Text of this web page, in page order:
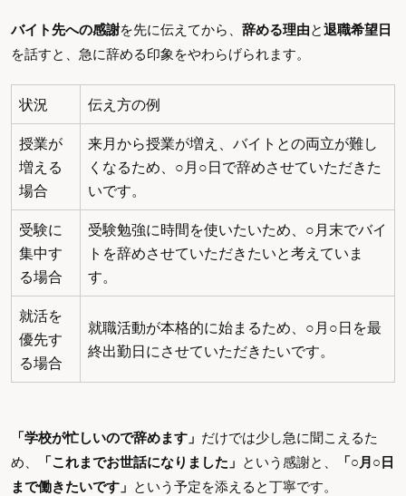
バイト先への感謝を先に伝えてから、 辞める理由と退職希望日
を話すと、急に辞める印象をやわらげられます。
状況 伝え方の例
授業が
増える
場合
来月から授業が増え、バイトとの両立が難し
くなるため、○月○日で辞めさせていただきた
いです。
受験に
集中す
る場合
受験勉強に時間を使いたいため、○月末でバイ
トを辞めさせていただきたいと考えていま
す。
就活を
優先す
る場合
就職活動が本格的に始まるため、○月○日を最
終出勤日にさせていただきたいです。
「学校が忙しいので辞めます」 だけでは少し急に聞こえるた
め、
「これまでお世話になりました」 という感謝と、
「○月○日
まで働きたいです」 という予定を添えると丁寧です。